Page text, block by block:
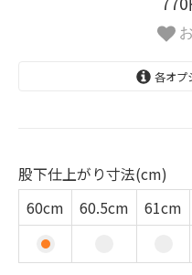
各オプ
股下仕上がり寸法(cm)
60cm
60.5cm 61cm